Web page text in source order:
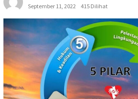
September 11, 2022
415 Dilihat